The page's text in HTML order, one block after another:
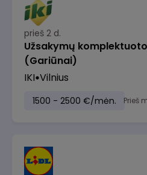
prieš 2 d.
Užsakymų
(Gariūnai)
IKI Vilnius
1500 - 2500 €/mėn. Prieš